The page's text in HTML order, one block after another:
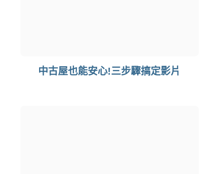
中古屋也能安心!三步驟搞定影片